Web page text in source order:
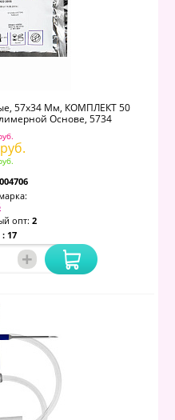
57х34 Мм, КОМПЛЕКТ 50
Основе, 5734
опт: 2
: 17
+